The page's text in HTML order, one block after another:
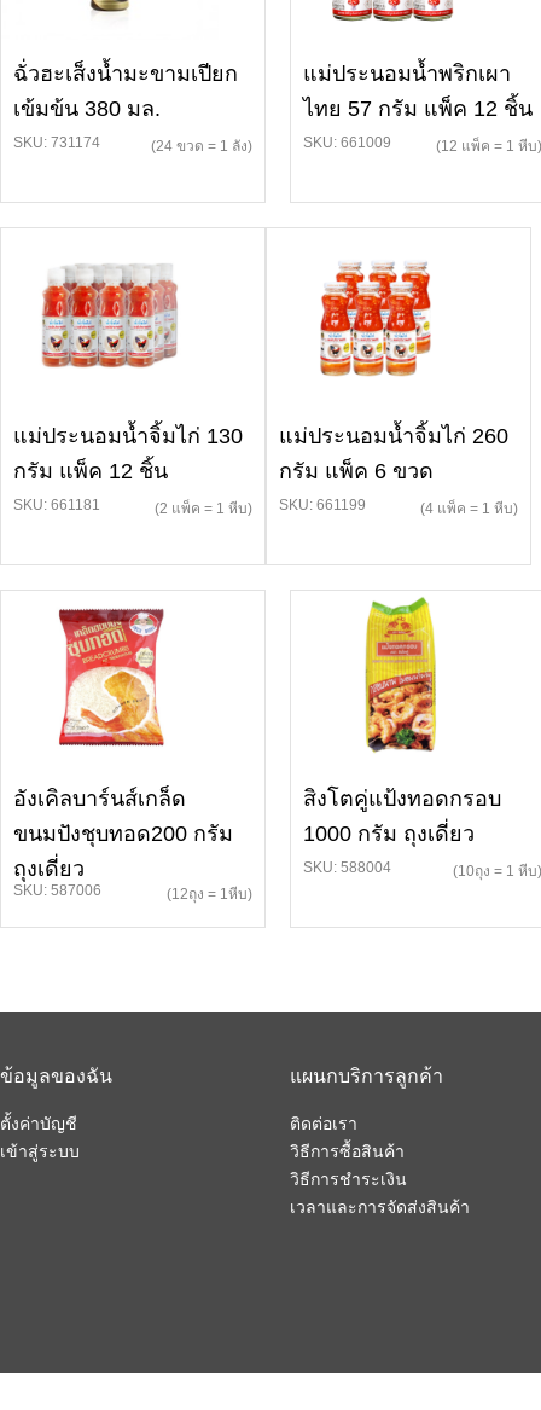
ฉั่วฮะเส็งน้ำมะขามเปียก
เข้มข้น 380 มล.
SKU: 731174 (24 ขวด = 1 ลัง)
แม่ประนอมน้ำพริกเผา
ไทย 57 กรัม แพ็ค 12 ชิ้น
SKU: 661009 (12 แพ็ค = 1 หีบ)
แม่ประนอมน้ำจิ้มไก่ 130
กรัม แพ็ค 12 ชิ้น
SKU: 661181 (2 แพ็ค = 1 หีบ)
แม่ประนอมน้ำจิ้มไก่ 260
กรัม แพ็ค 6 ขวด
SKU: 661199 (4 แพ็ค = 1 หีบ)
อังเคิลบาร์นส์เกล็ด
ขนมปังชุบทอด200 กรัม
ถุงเดี่ยว
SKU: 587006 (12ถุง = 1หีบ)
สิงโตคู่แป้งทอดกรอบ
1000 กรัม ถุงเดี่ยว
SKU: 588004 (10ถุง = 1 หีบ)
ข้อมูลของฉัน
ตั้งค่าบัญชี
เข้าสู่ระบบ
แผนกบริการลูกค้า
ติดต่อเรา
วิธีการซื้อสินค้า
วิธีการชำระเงิน
เวลาและการจัดส่งสินค้า